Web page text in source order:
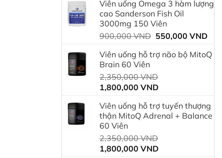
là:
750,000 VND.
tại
Viên uống Omega 3 hàm lượng
cao Sanderson Fish Oil
3000mg 150 Viên
900,000VND Giá
là:
550,000 VNDGiá
tại
Viên uống hỗ trợ não bộ MitoQ
Brain 60 Viên
2,350,000VND
2,350,000 VND.
1,800,000 VNDGiá
tại
là:
Viên uống hỗ trợ tuyến thượng
thận MitoQ Adrenal + Balance
60 Viên
2,350,000VND
1,800,000 VNDGiá